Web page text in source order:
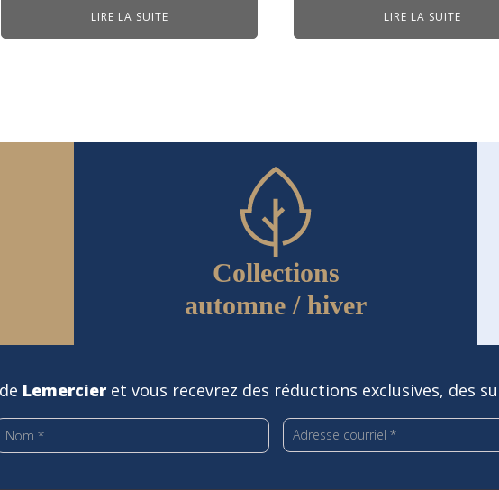
LIRE LA SUITE LIRE LA SUITE
Collections
automne / hiver
Lemercieret vous recevrez des réductions exclusives, des